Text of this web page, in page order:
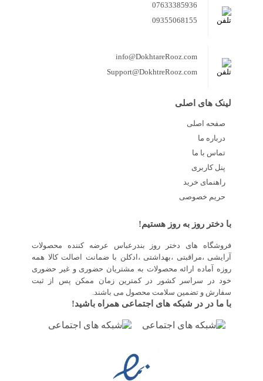
07633385936
09355068155
info@DokhtareRooz.com
Support@DokhtreRooz.com
لینک های اصلی
صفحه اصلی
درباره ما
تماس با ما
پنل کاربری
راهنمای خرید
حریم خصوصی
با دختر روز به روز هستیم!
فروشگاه های دختر روز بندرعباس عرضه کننده محصولات
آرایشی ،مراقبتی ،بهداشتی ،ادکلن با ضمانت اصالت کالا همه
روزه آماده ارائه محصولات به مشتریان حضوری و غیر حضوری
خود در سراسر کشور در کمترین زمان ممکن پس از ثبت
سفارش و تضمین سلامت محصول می باشند.
با ما در در شبکه های اجتماعی همراه باشید!